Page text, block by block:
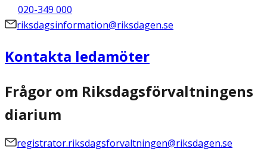
020-349 000
riksdagsinformation@riksdagen.se
Kontakta ledamöter
Frågor om Riksdagsförvaltningens
diarium
registrator.riksdagsforvaltningen@riksdagen.se